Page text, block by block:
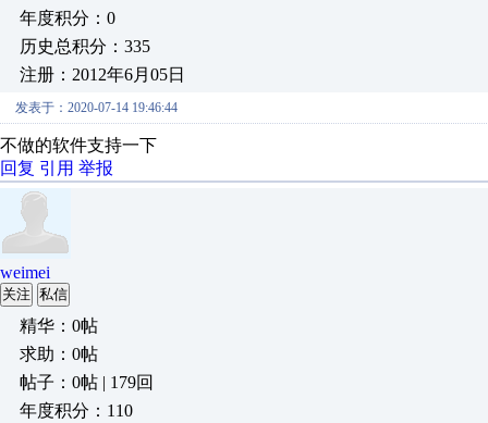
年度积分：0
历史总积分：335
注册：2012年6月05日
发表于：2020-07-14 19:46:44
不做的软件支持一下
回复 引用 举报
weimei
关注 私信
精华：0帖
求助：0帖
帖子：0帖 | 179回
年度积分：110